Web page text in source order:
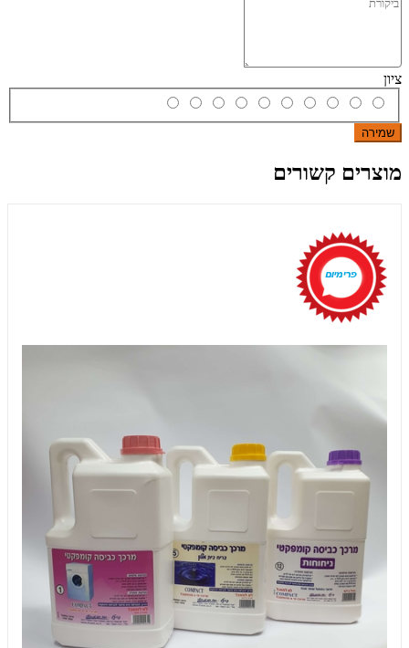
ציון
שמירה
מוצרים קשורים